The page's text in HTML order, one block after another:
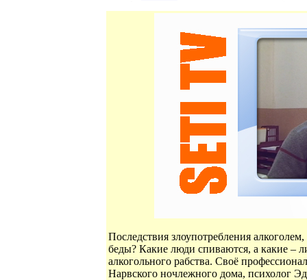
Последствия злоупотребления
беды? Какие люди спиваются, а какие –
алкогольного рабства. Своё
Нарвского ночлежного дома, психолог